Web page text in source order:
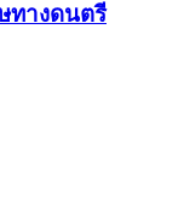
ทางดนตรี